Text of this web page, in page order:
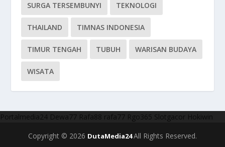
SURGA TERSEMBUNYI TEKNOLOGI
THAILAND TIMNAS INDONESIA
TIMUR TENGAH TUBUH WARISAN BUDAYA
WISATA
Portalmedia24 Dewa77 Rafa88 rafa77 Rgo365 Slotgacor Hokiwin
Copyright © 2026 DutaMedia24All Rights Reserved.